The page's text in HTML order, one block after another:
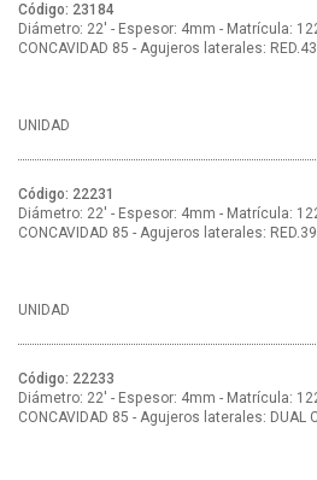
Código: 23184
Diámetro: 22' - Espesor: 4mm - Matrícula:
CONCAVIDAD 85 - Agujeros laterales:
UNIDAD
Código: 22231
Diámetro: 22' - Espesor: 4mm - Matrícula:
CONCAVIDAD 85 - Agujeros laterales:
UNIDAD
Código: 22233
Diámetro: 22' - Espesor: 4mm - Matrícula:
CONCAVIDAD 85 - Agujeros laterales: DUAL